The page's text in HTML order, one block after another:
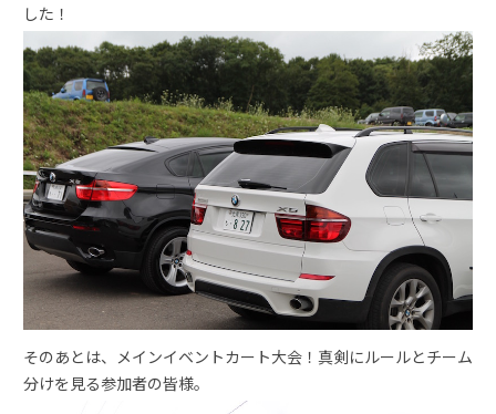
した！
そのあとは、メインイベントカート大会！真剣にルールとチーム
分けを見る参加者の皆様。